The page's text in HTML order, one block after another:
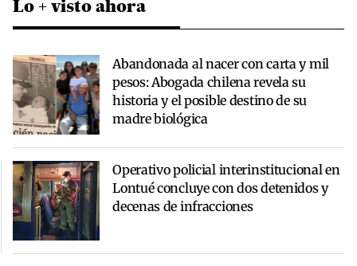
Lo + visto ahora
Abandonada al nacer con carta y mil
pesos: Abogada chilena revela su
historia y el posible destino de su
madre biológica
Operativo policial interinstitucional en
Lontué concluye con dos detenidos y
decenas de infracciones